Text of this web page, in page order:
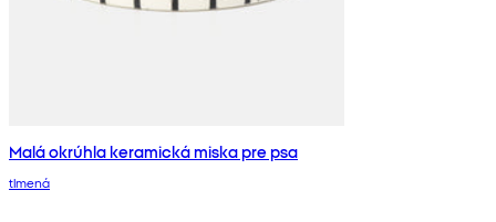
Malá okrúhla keramická miska pre psa
tlmená